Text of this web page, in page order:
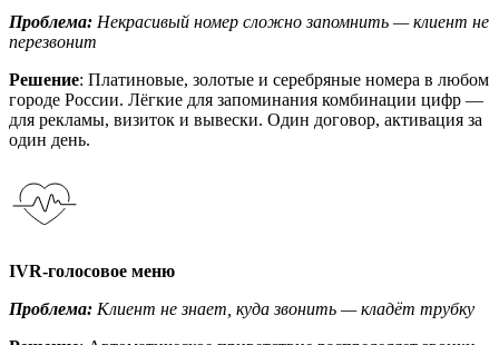
Проблема: Некрасивый номер сложно запомнить — клиент не
перезвонит
Решение: Платиновые, золотые и серебряные номера в любом
городе России. Лёгкие для запоминания комбинации цифр —
для рекламы, визиток и вывески. Один договор, активация за
один день.
IVR-голосовое меню
Проблема: Клиент не знает, куда звонить — кладёт трубку